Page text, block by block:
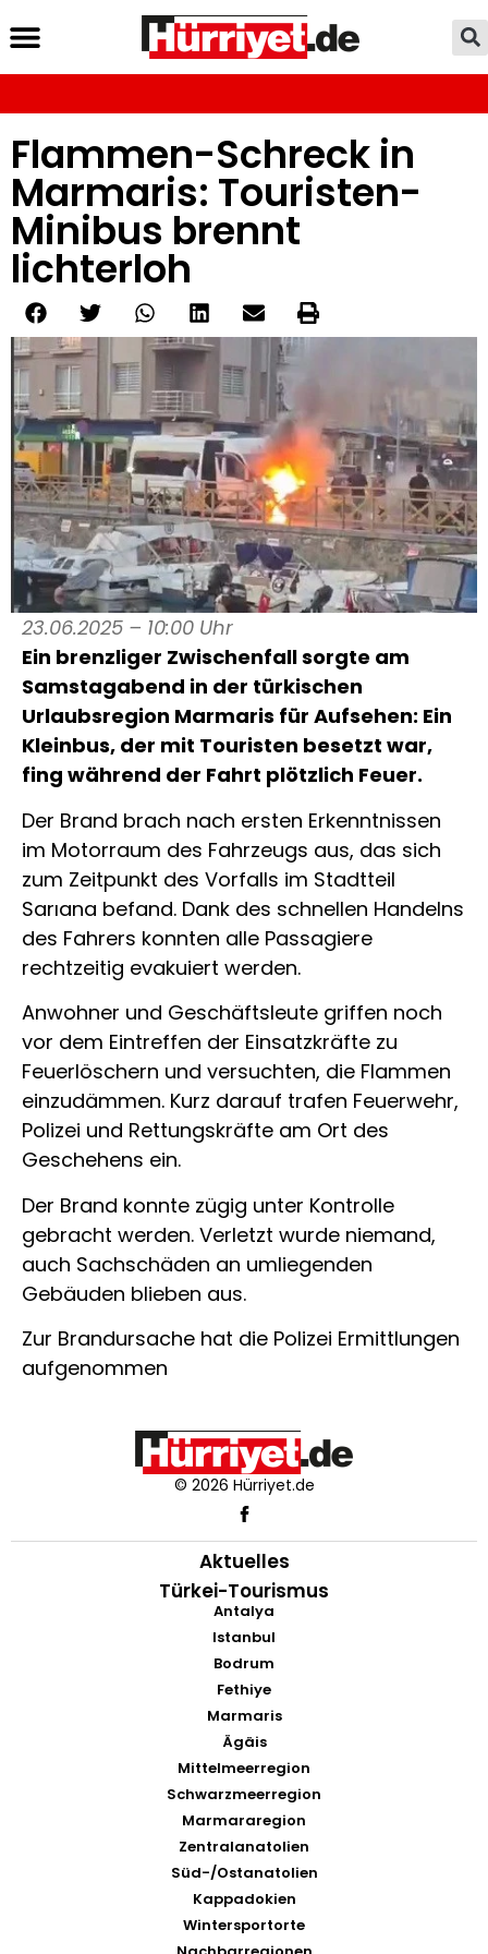
Flammen-Schreck in
Marmaris: Touristen-
Minibus brennt
lichterloh
23.06.2025 – 10:00 Uhr
Ein brenzliger Zwischenfall sorgte am
Samstagabend in der türkischen
Urlaubsregion Marmaris für Aufsehen: Ein
Kleinbus, der mit Touristen besetzt war,
fing während der Fahrt plötzlich Feuer.
Der Brand brach nach ersten Erkenntnissen
im Motorraum des Fahrzeugs aus, das sich
zum Zeitpunkt des Vorfalls im Stadtteil
Sarıana befand. Dank des schnellen Handelns
des Fahrers konnten alle Passagiere
rechtzeitig evakuiert werden.
Anwohner und Geschäftsleute griffen noch
vor dem Eintreffen der Einsatzkräfte zu
Feuerlöschern und versuchten, die Flammen
einzudämmen. Kurz darauf trafen Feuerwehr,
Polizei und Rettungskräfte am Ort des
Geschehens ein.
Der Brand konnte zügig unter Kontrolle
gebracht werden. Verletzt wurde niemand,
auch Sachschäden an umliegenden
Gebäuden blieben aus.
Zur Brandursache hat die Polizei Ermittlungen
aufgenommen
© 2026 Hürriyet.de
Aktuelles
Türkei-Tourismus
Antalya
Istanbul
Bodrum
Fethiye
Marmaris
Ägäis
Mittelmeerregion
Schwarzmeerregion
Marmararegion
Zentralanatolien
Süd-/Ostanatolien
Kappadokien
Wintersportorte